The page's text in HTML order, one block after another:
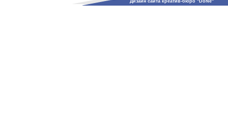
Дизайн сайта креатив-бюро "DoNe"